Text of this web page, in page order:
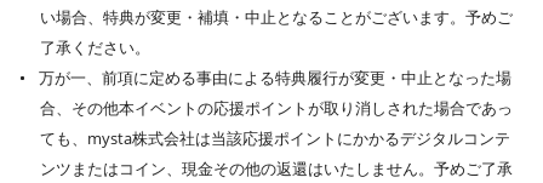
い場合、特典が変更・補填・中止となることがございます。予めご
了承ください。
万が一、前項に定める事由による特典履行が変更・中止となった場
合、その他本イベントの応援ポイントが取り消しされた場合であっ
ても、mysta株式会社は当該応援ポイントにかかるデジタルコンテ
ンツまたはコイン、現金その他の返還はいたしません。予めご了承